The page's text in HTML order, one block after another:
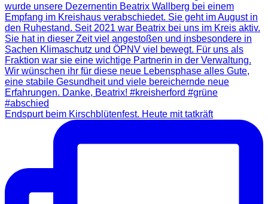
Endspurt beim Kirschblütenfest. Heute mit tatkräft